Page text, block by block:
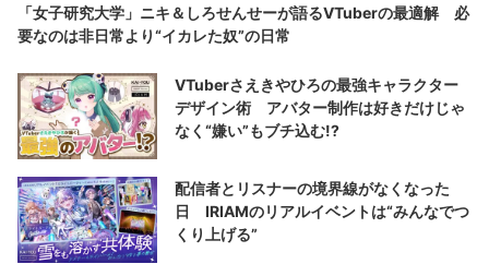
「女子研究大学」ニキ＆しろせんせーが語るVTuberの最適解 必
要なのは非日常より“イカレた奴”の日常
VTuberさえきやひろの最強キャラクター
デザイン術 アバター制作は好きだけじゃ
なく“嫌い”もブチ込む!?
配信者とリスナーの境界線がなくなった
日 IRIAMのリアルイベントは“みんなでつ
くり上げる”